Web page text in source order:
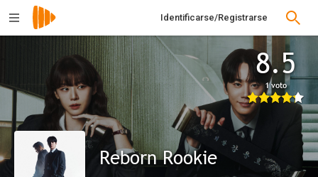
Identificarse/Registrarse
8.5
1 voto
Reborn Rookie